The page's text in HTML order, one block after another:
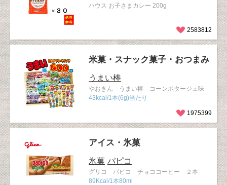
ハウス お子さまカレー 200g
2583812
米菓・スナック菓子・おつまみ
うまい棒
やおきん うまい棒 コーンポタージュ味
43kcal/1本(6g)当たり
1975399
アイス・氷菓
氷菓 パピコ
グリコ パピコ チョココーヒー ２本
89Kcal/1本80ml